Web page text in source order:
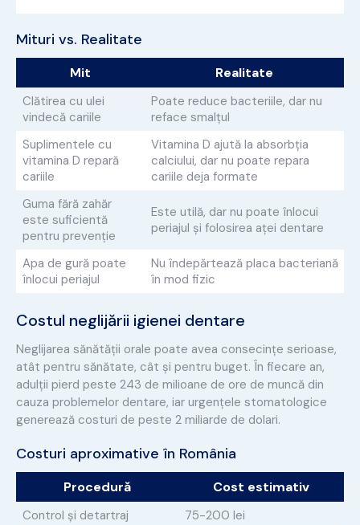
Mituri vs. Realitate
Mit Realitate
Clătirea cu ulei
vindecă cariile
Poate reduce bacteriile, dar nu
reface smalțul
Suplimentele cu
vitamina D repară
cariile
Vitamina D ajută la absorbția
calciului, dar nu poate repara
cariile deja formate
Guma fără zahăr
este suficientă
pentru prevenție
Este utilă, dar nu poate înlocui
periajul și folosirea aței dentare
Apa de gură poate
înlocui periajul
Nu îndepărtează placa bacteriană
în mod fizic
Costul neglijării igienei dentare
Neglijarea sănătății orale poate avea consecințe serioase,
atât pentru sănătate, cât și pentru buget. În fiecare an,
adulții pierd peste 243 de milioane de ore de muncă din
cauza problemelor dentare, iar urgențele stomatologice
generează costuri de peste 2 miliarde de dolari.
Costuri aproximative în România
Procedură Cost estimativ
Control și detartraj
75-200 lei